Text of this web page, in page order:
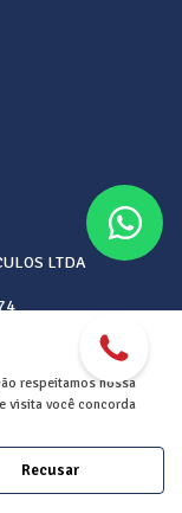
LTDA
respeitamos nossa
visita você concorda
Recusar